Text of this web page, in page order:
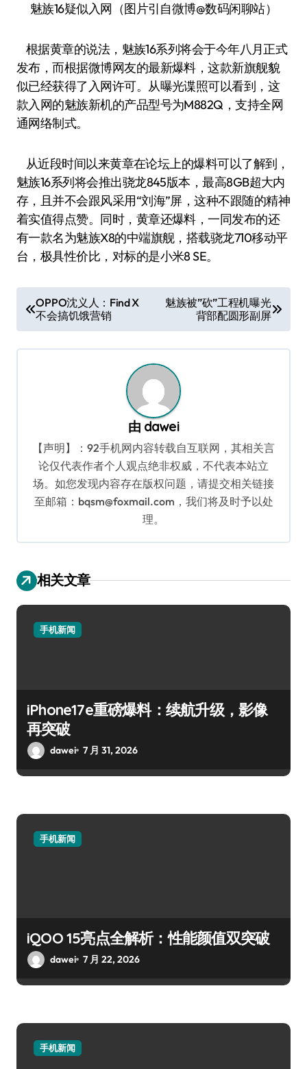
魅族16疑似入网（图片引自微博@数码闲聊站）
根据黄章的说法，魅族16系列将会于今年八月正式
发布，而根据微博网友的最新爆料，这款新旗舰貌
似已经获得了入网许可。从曝光谍照可以看到，这
款入网的魅族新机的产品型号为M882Q，支持全网
通网络制式。
从近段时间以来黄章在论坛上的爆料可以了解到，
魅族16系列将会推出骁龙845版本，最高8GB超大内
存，且并不会跟风采用“刘海”屏，这种不跟随的精神
着实值得点赞。同时，黄章还爆料，一同发布的还
有一款名为魅族X8的中端旗舰，搭载骁龙710移动平
台，极具性价比，对标的是小米8 SE。
章
导
OPPO沈义人：Find X
不会搞饥饿营销
魅族被”砍”工程机曝光
背部配圆形副屏
由 dawei
【声明】：92手机网内容转载自互联网，其相关言
论仅代表作者个人观点绝非权威，不代表本站立
场。如您发现内容存在版权问题，请提交相关链接
至邮箱：bqsm@foxmail.com，我们将及时予以处
理。
相关文章
手机新闻
iPhone17e重磅爆料：续航升级，影像
再突破
dawei 7 月 31, 2026
手机新闻
iQOO 15亮点全解析：性能颜值双突破
dawei 7 月 22, 2026
手机新闻